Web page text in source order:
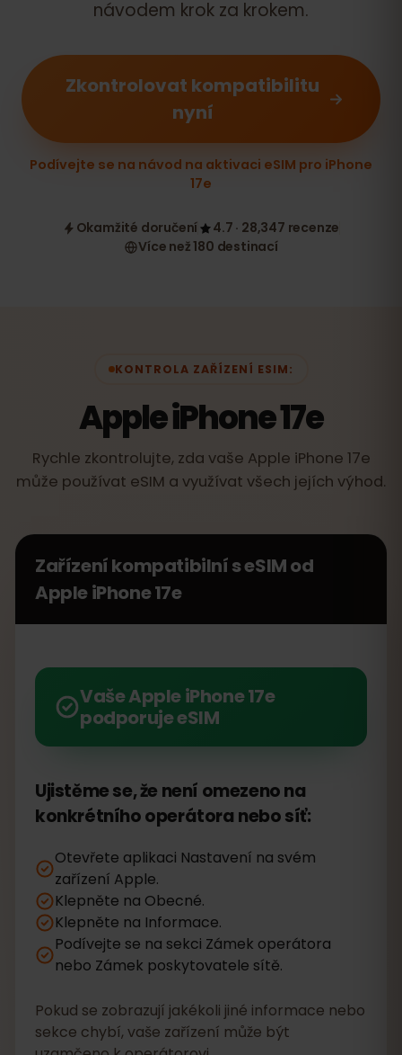
návodem krok za krokem.
Zkontrolovat kompatibilitu
nyní
Podívejte se na návod na aktivaci eSIM pro iPhone
17e
Okamžité doručení
4.7 · 28,347 recenze
Více než 180 destinací
KONTROLA ZAŘÍZENÍ ESIM:
Apple iPhone 17e
Rychle zkontrolujte, zda vaše Apple iPhone 17e
může používat eSIM a využívat všech jejích výhod.
Zařízení kompatibilní s eSIM od
Apple iPhone 17e
Vaše Apple iPhone 17e
podporuje eSIM
Ujistěme se, že není omezeno na
konkrétního operátora nebo síť:
Otevřete aplikaci Nastavení na svém
zařízení Apple.
Klepněte na Obecné.
Klepněte na Informace.
Podívejte se na sekci Zámek operátora
nebo Zámek poskytovatele sítě.
Pokud se zobrazují jakékoli jiné informace nebo
sekce chybí, vaše zařízení může být